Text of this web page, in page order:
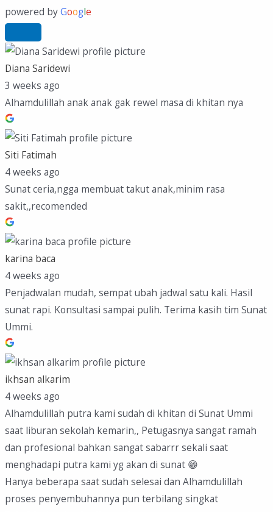
powered byGoogle
Diana Saridewi
3 weeks ago
Alhamdulillah anak anak gak rewel masa di khitan nya
Siti Fatimah
4 weeks ago
Sunat ceria,ngga membuat takut anak,minim rasa
sakit,,recomended
karina baca
4 weeks ago
Penjadwalan mudah, sempat ubah jadwal satu kali. Hasil
sunat rapi. Konsultasi sampai pulih. Terima kasih tim Sunat
Ummi.
ikhsan alkarim
4 weeks ago
Alhamdulillah putra kami sudah di khitan di Sunat Ummi
saat liburan sekolah kemarin,, Petugasnya sangat ramah
dan profesional bahkan sangat sabarrr sekali saat
menghadapi putra kami yg akan di sunat 😁
Hanya beberapa saat sudah selesai dan Alhamdulillah
proses penyembuhannya pun terbilang singkat